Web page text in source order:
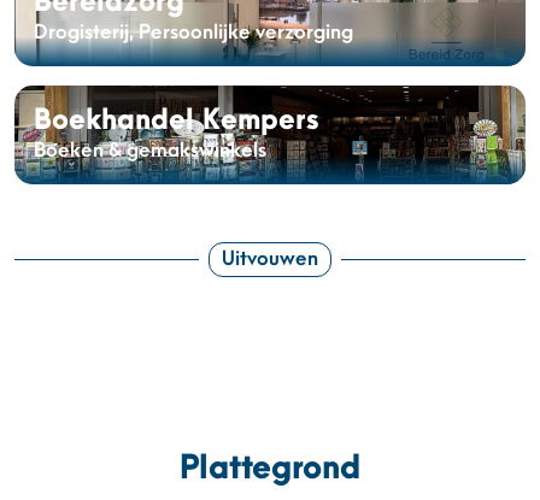
Drogisterij, Persoonlijke verzorging
Boekhandel Kempers
Boeken & gemakswinkels
Uitvouwen
Plattegrond